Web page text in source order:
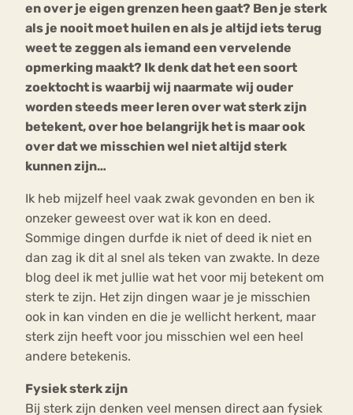
en over je eigen grenzen heen gaat? Ben je sterk
als je nooit moet huilen en als je altijd iets terug
weet te zeggen als iemand een vervelende
opmerking maakt? Ik denk dat het een soort
zoektocht is waarbij wij naarmate wij ouder
worden steeds meer leren over wat sterk zijn
betekent, over hoe belangrijk het is maar ook
over dat we misschien wel niet altijd sterk
kunnen zijn…
Ik heb mijzelf heel vaak zwak gevonden en ben ik
onzeker geweest over wat ik kon en deed.
Sommige dingen durfde ik niet of deed ik niet en
dan zag ik dit al snel als teken van zwakte. In deze
blog deel ik met jullie wat het voor mij betekent om
sterk te zijn. Het zijn dingen waar je je misschien
ook in kan vinden en die je wellicht herkent, maar
sterk zijn heeft voor jou misschien wel een heel
andere betekenis.
Fysiek sterk zijn
Bij sterk zijn denken veel mensen direct aan fysiek